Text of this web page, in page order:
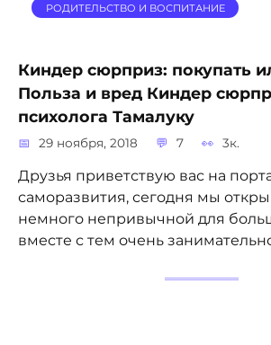
РОДИТЕЛЬСТВО И ВОСПИТАНИЕ
Киндер сюрприз: покупать
Польза и вред Киндер
психолога Тамалуку
29 ноября, 2018 7 3к.
Друзья приветствую вас на
саморазвития, сегодня мы
немного непривычной для
вместе с тем очень